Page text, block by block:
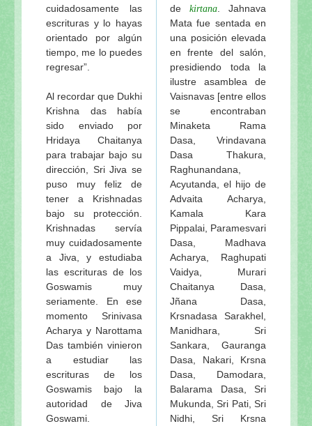
cuidadosamente las
escrituras y lo hayas
orientado por algún
tiempo, me lo puedes
regresar”.
Al recordar que Dukhi
Krishna das había
sido enviado por
Hridaya Chaitanya
para trabajar bajo su
dirección, Sri Jiva se
puso muy feliz de
tener a Krishnadas
bajo su protección.
Krishnadas servía
muy cuidadosamente
a Jiva, y estudiaba
las escrituras de los
Goswamis muy
seriamente. En ese
momento Srinivasa
Acharya y Narottama
Das también vinieron
a estudiar las
escrituras de los
Goswamis bajo la
autoridad de Jiva
Goswami.
de kirtana . Jahnava
Mata fue sentada en
una posición elevada
en frente del salón,
presidiendo toda la
ilustre asamblea de
Vaisnavas [entre ellos
se encontraban
Minaketa Rama
Dasa, Vrindavana
Dasa Thakura,
Raghunandana,
Acyutanda, el hijo de
Advaita Acharya,
Kamala Kara
Pippalai, Paramesvari
Dasa, Madhava
Acharya, Raghupati
Vaidya, Murari
Chaitanya Dasa,
Jñana Dasa,
Krsnadasa Sarakhel,
Manidhara, Sri
Sankara, Gauranga
Dasa, Nakari, Krsna
Dasa, Damodara,
Balarama Dasa, Sri
Mukunda, Sri Pati, Sri
Nidhi, Sri Krsna